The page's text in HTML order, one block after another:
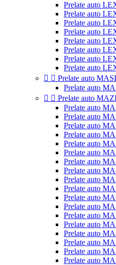
Prelate auto
Prelate auto
Prelate auto
Prelate auto
Prelate auto
Prelate auto
Prelate auto
Prelate auto
  Prelate auto
Prelate auto
  Prelate auto
Prelate auto
Prelate auto
Prelate auto
Prelate auto
Prelate auto
Prelate auto
Prelate auto
Prelate auto
Prelate auto
Prelate auto
Prelate auto
Prelate auto
Prelate auto
Prelate auto
Prelate auto
Prelate auto
Prelate auto
Prelate auto